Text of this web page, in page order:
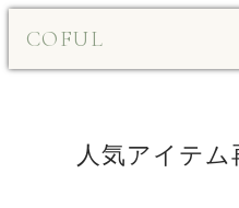
を
COFUL
人気アイテ